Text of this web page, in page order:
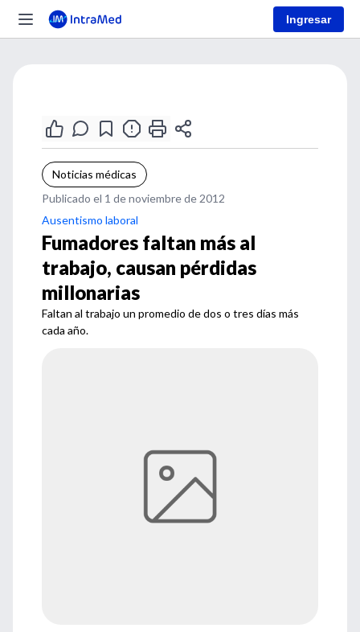
Ingresar
Noticias médicas
Publicado el 1 de noviembre de 2012
Ausentismo laboral
Fumadores faltan más al
trabajo, causan pérdidas
millonarias
Faltan al trabajo un promedio de dos o tres días más
cada año.